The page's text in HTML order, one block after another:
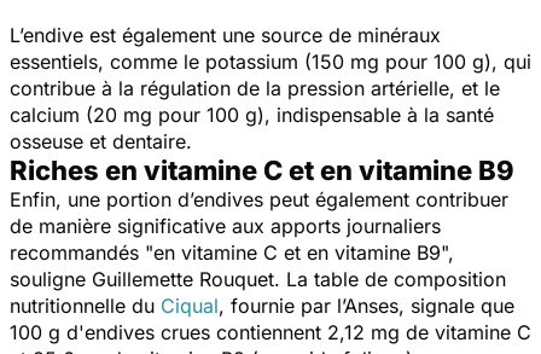
L’endive est également une source de minéraux
essentiels, comme le potassium (150 mg pour 100 g), qui
contribue à la régulation de la pression artérielle, et le
calcium (20 mg pour 100 g), indispensable à la santé
osseuse et dentaire.
Riches en vitamine C et en vitamine B9
Enfin, une portion d’endives peut également contribuer
de manière significative aux apports journaliers
recommandés "en vitamine C et en vitamine B9",
souligne Guillemette Rouquet. La table de composition
nutritionnelle du Ciqual, fournie par l’Anses, signale que
100 g d'endives crues contiennent 2,12 mg de vitamine C